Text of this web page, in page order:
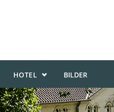
HOTEL BILDER